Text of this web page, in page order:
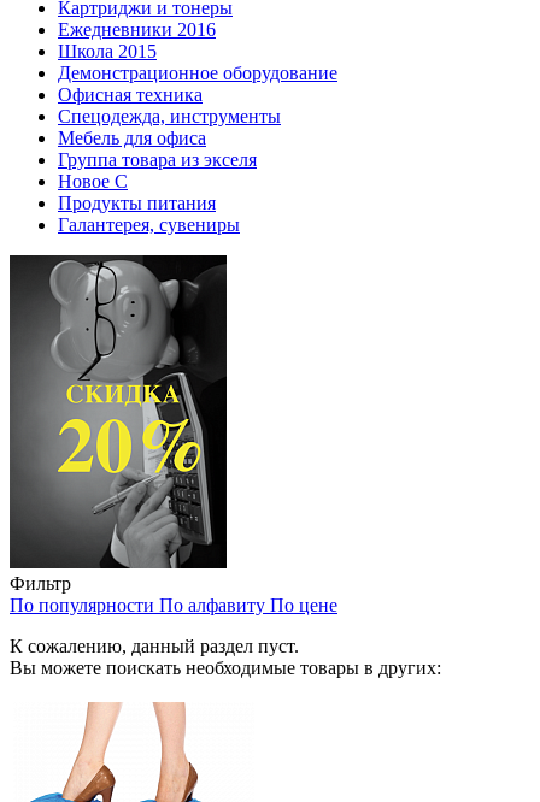
Картриджи и тонеры
Ежедневники 2016
Школа 2015
Демонстрационное оборудование
Офисная техника
Спецодежда, инструменты
Мебель для офиса
Группа товара из экселя
Новое С
Продукты питания
Галантерея, сувениры
Фильтр
По популярности По алфавиту По цене
К сожалению, данный раздел пуст.
Вы можете поискать необходимые товары в других: